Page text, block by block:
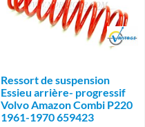
Brand
Ressort de suspension
Essieu arrière- progressif
Volvo Amazon Combi P220
1961-1970 659423